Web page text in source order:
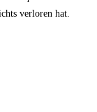
verloren hat.